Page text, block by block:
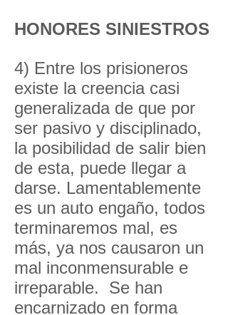
HONORES SINIESTROS
4) Entre los prisioneros
existe la creencia casi
generalizada de que por
ser pasivo y disciplinado,
la posibilidad de salir bien
de esta, puede llegar a
darse. Lamentablemente
es un auto engaño, todos
terminaremos mal, es
más, ya nos causaron un
mal inconmensurable e
irreparable. Se han
encarnizado en forma